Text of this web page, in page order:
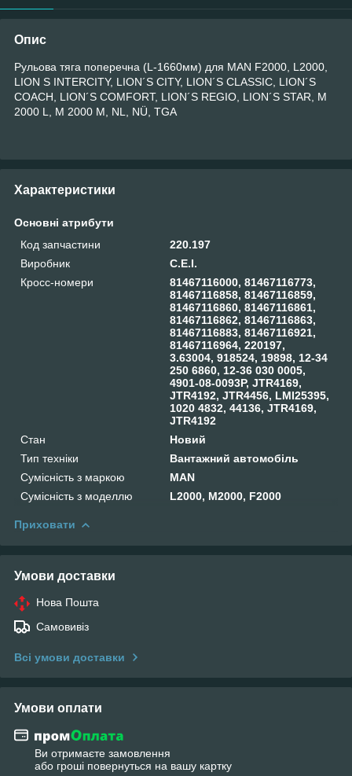
Опис
Рульова тяга поперечна (L-1660мм) для MAN F2000, L2000,
LION S INTERCITY, LION´S CITY, LION´S CLASSIC, LION´S
COACH, LION´S COMFORT, LION´S REGIO, LION´S STAR, M
2000 L, M 2000 M, NL, NÜ, TGA
Характеристики
Основні атрибути
Код запчастини
220.197
Виробник
C.E.I.
Кросс-номери
81467116000, 81467116773,
81467116858, 81467116859,
81467116860, 81467116861,
81467116862, 81467116863,
81467116883, 81467116921,
81467116964, 220197,
3.63004, 918524, 19898, 12-34
250 6860, 12-36 030 0005,
4901-08-0093P, JTR4169,
JTR4192, JTR4456, LMI25395,
1020 4832, 44136, JTR4169,
JTR4192
Стан
Новий
Тип техніки
Вантажний автомобіль
Сумісність з маркою
MAN
Сумісність з моделлю
L2000, M2000, F2000
Приховати
Умови доставки
Нова Пошта
Самовивіз
Всі умови доставки
Умови оплати
Ви отримаєте замовлення
або гроші повернуться на вашу картку